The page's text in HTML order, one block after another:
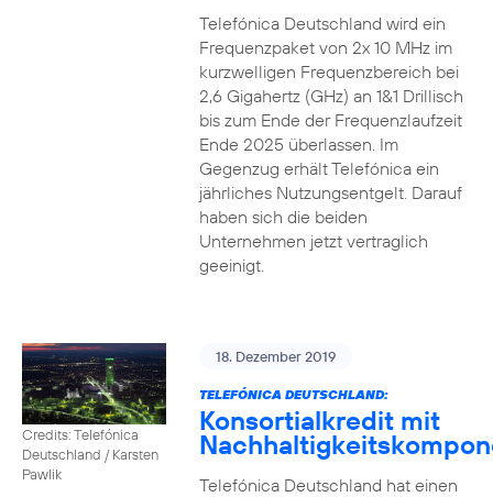
Telefónica Deutschland wird ein
Frequenzpaket von 2x 10 MHz im
kurzwelligen Frequenzbereich bei
2,6 Gigahertz (GHz) an 1&1 Drillisch
bis zum Ende der Frequenzlaufzeit
Ende 2025 überlassen. Im
Gegenzug erhält Telefónica ein
jährliches Nutzungsentgelt. Darauf
haben sich die beiden
Unternehmen jetzt vertraglich
geeinigt.
Credits: Telefónica
Deutschland / Karsten
Pawlik
18. Dezember 2019
TELEFÓNICA DEUTSCHLAND:
Konsortialkredit mit
Telefónica Deutschland hat einen